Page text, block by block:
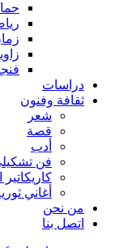
دراسات
ثقافة وفنون
شعر
قصة
أدب
فن
كاريكاتير
أغاني
من نحن
اتصل بنا